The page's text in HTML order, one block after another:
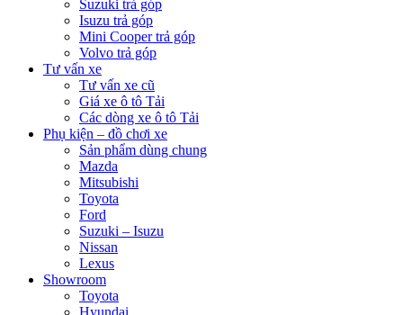
Suzuki trả góp
Isuzu trả góp
Mini Cooper trả góp
Volvo trả góp
Tư vấn xe
Tư vấn xe cũ
Giá xe ô tô Tải
Các dòng xe ô tô Tải
Phụ kiện – đồ chơi xe
Sản phẩm dùng chung
Mazda
Mitsubishi
Toyota
Ford
Suzuki – Isuzu
Nissan
Lexus
Showroom
Toyota
Hyundai